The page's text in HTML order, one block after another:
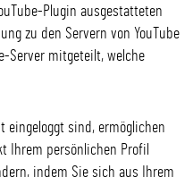
Plugin ausgestatteten
zu den Servern von YouTube
Server mitgeteilt, welche
eingeloggt sind, ermöglichen
Ihrem persönlichen Profil
indem Sie sich aus Ihrem